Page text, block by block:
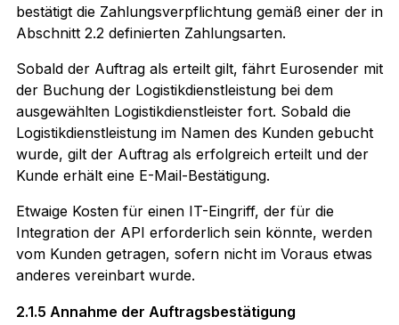
bestätigt die Zahlungsverpflichtung gemäß einer der in
Abschnitt 2.2 definierten Zahlungsarten.
Sobald der Auftrag als erteilt gilt, fährt Eurosender mit
der Buchung der Logistikdienstleistung bei dem
ausgewählten Logistikdienstleister fort. Sobald die
Logistikdienstleistung im Namen des Kunden gebucht
wurde, gilt der Auftrag als erfolgreich erteilt und der
Kunde erhält eine E-Mail-Bestätigung.
Etwaige Kosten für einen IT-Eingriff, der für die
Integration der API erforderlich sein könnte, werden
vom Kunden getragen, sofern nicht im Voraus etwas
anderes vereinbart wurde.
2.1.5 Annahme der Auftragsbestätigung